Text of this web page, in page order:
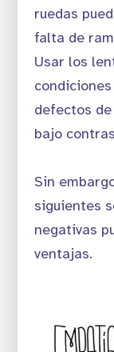
ruedas
falta de
Usar los
defectos
bajo
Sin
siguientes
negativas
ventajas.